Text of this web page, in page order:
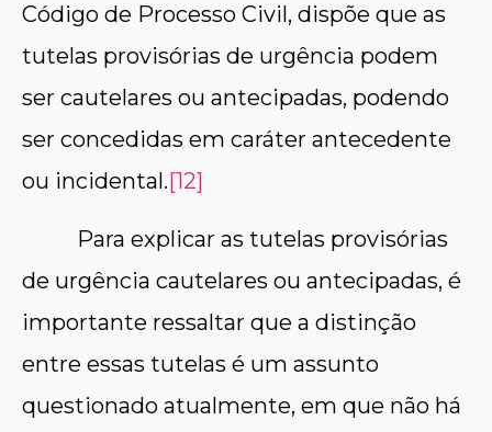
Código de Processo Civil, dispõe que as
tutelas provisórias de urgência podem
ser cautelares ou antecipadas, podendo
ser concedidas em caráter antecedente
ou incidental. [12]
Para explicar as tutelas provisórias
de urgência cautelares ou antecipadas, é
importante ressaltar que a distinção
entre essas tutelas é um assunto
questionado atualmente, em que não há